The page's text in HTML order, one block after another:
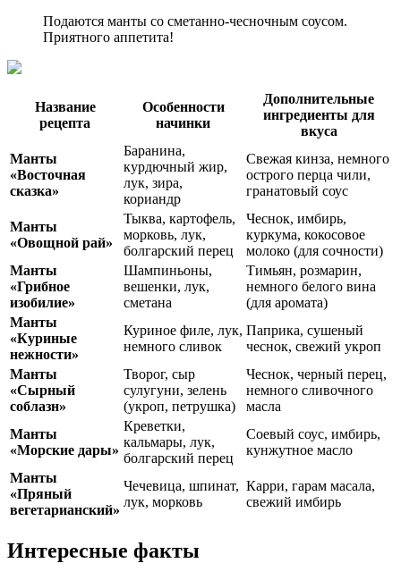
Подаются манты со сметанно-чесночным соусом.
Приятного аппетита!
Название
рецепта
Особенности
начинки
Дополнительные
ингредиенты для
вкуса
Манты
«Восточная
сказка»
Баранина,
курдючный жир,
лук, зира,
кориандр
Свежая кинза, немного
острого перца чили,
гранатовый соус
Манты
«Овощной рай»
Тыква, картофель,
морковь, лук,
болгарский перец
Чеснок, имбирь,
куркума, кокосовое
молоко (для сочности)
Манты
«Грибное
изобилие»
Шампиньоны,
вешенки, лук,
сметана
Тимьян, розмарин,
немного белого вина
(для аромата)
Манты
«Куриные
нежности»
Куриное филе, лук,
немного сливок
Паприка, сушеный
чеснок, свежий укроп
Манты
«Сырный
соблазн»
Творог, сыр
сулугуни, зелень
(укроп, петрушка)
Чеснок, черный перец,
немного сливочного
масла
Манты
«Морские дары»
Креветки,
кальмары, лук,
болгарский перец
Соевый соус, имбирь,
кунжутное масло
Манты
«Пряный
вегетарианский»
Чечевица, шпинат,
лук, морковь
Карри, гарам масала,
свежий имбирь
Интересные факты